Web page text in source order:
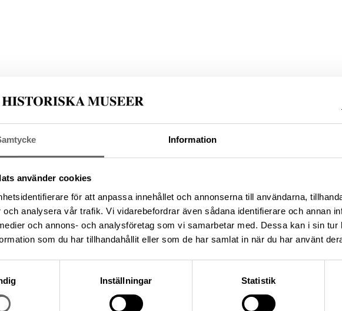
Information
använder cookies
för att anpassa innehållet och annonserna till användarna,
och analysera vår trafik. Vi vidarebefordrar även sådana identifierare och annan
och annons- och analysföretag som vi samarbetar med. Dessa kan i sin tur
som du har tillhandahållit eller som de har samlat in när du har använt
Inställningar Statistik
Fornlämning: L2017:1904, Socken: Adelsö socken, Kommun:
Uppland, Land: Sverige
731